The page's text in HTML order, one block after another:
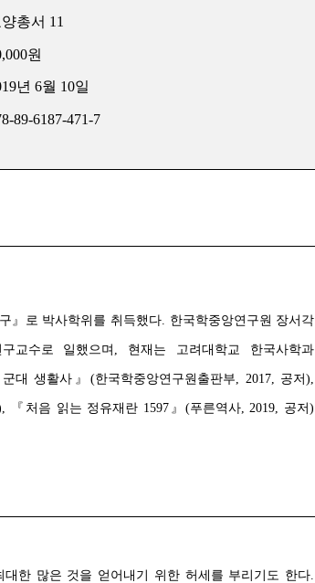
총서 11
원
년 6월 10일
89-6187-471-7
』로 박사학위를 취득했다. 한국학중앙연구원 장서각
교수로 일했으며, 현재는 고려대학교 한국사학과
대 생활사』(한국학중앙연구원출판부, 2017, 공저),
『처음 읽는 정유재란 1597』(푸른역사, 2019, 공저)
한 많은 것을 얻어내기 위한 허세를 부리기도 한다.